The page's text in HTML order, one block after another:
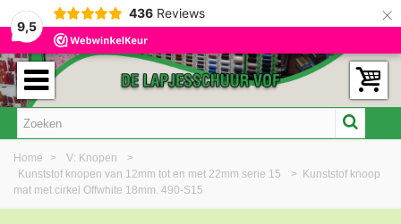
9,5
436 Reviews ×
Home > V: Knopen
>
Kunststof knopen van 12mm tot en met 22mm serie 15
> Kunststof knoop
mat met cirkel Offwhite 18mm. 490-S15